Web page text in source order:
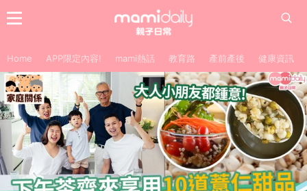
Home APP限定內容! mami熱話 教育路 產前產後 健康資訊